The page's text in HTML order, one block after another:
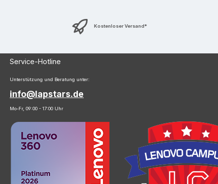
Kostenloser Versand*
Service-Hotline
Unterstützung und Beratung unter:
info@lapstars.de
Mo-Fr, 09:00 - 17:00 Uhr